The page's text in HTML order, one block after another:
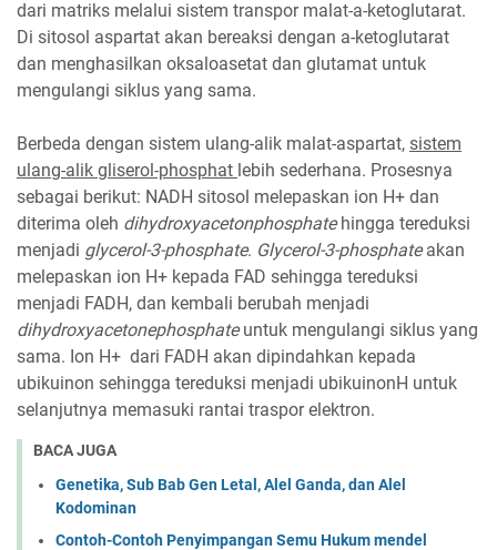
dari matriks melalui sistem transpor malat-a-ketoglutarat.
Di sitosol aspartat akan bereaksi dengan a-ketoglutarat
dan menghasilkan oksaloasetat dan glutamat untuk
mengulangi siklus yang sama.
Berbeda dengan sistem ulang-alik malat-aspartat, sistem
ulang-alik gliserol-phosphat lebih sederhana. Prosesnya
sebagai berikut: NADH sitosol melepaskan ion H+ dan
diterima oleh dihydroxyacetonphosphatehingga tereduksi
menjadi glycerol-3-phosphate. Glycerol-3-phosphateakan
melepaskan ion H+ kepada FAD sehingga tereduksi
menjadi FADH, dan kembali berubah menjadi
dihydroxyacetonephosphateuntuk mengulangi siklus yang
sama. Ion H+ dari FADH akan dipindahkan kepada
ubikuinon sehingga tereduksi menjadi ubikuinonH untuk
selanjutnya memasuki rantai traspor elektron.
BACA JUGA
Genetika, Sub Bab Gen Letal, Alel Ganda, dan Alel
Kodominan
Contoh-Contoh Penyimpangan Semu Hukum mendel